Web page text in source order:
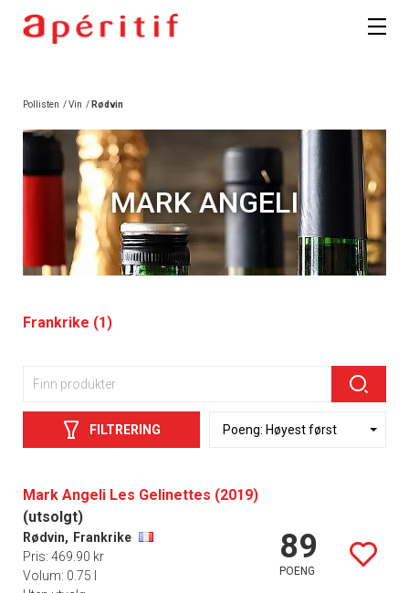
Pollisten /Vin / Rødvin
MARK ANGELI
Frankrike (1)
FILTRERING
Mark Angeli Les Gelinettes (2019)
(utsolgt)
Rødvin, Frankrike
Pris: 469.90 kr
Volum: 0.75 l
89
POENG